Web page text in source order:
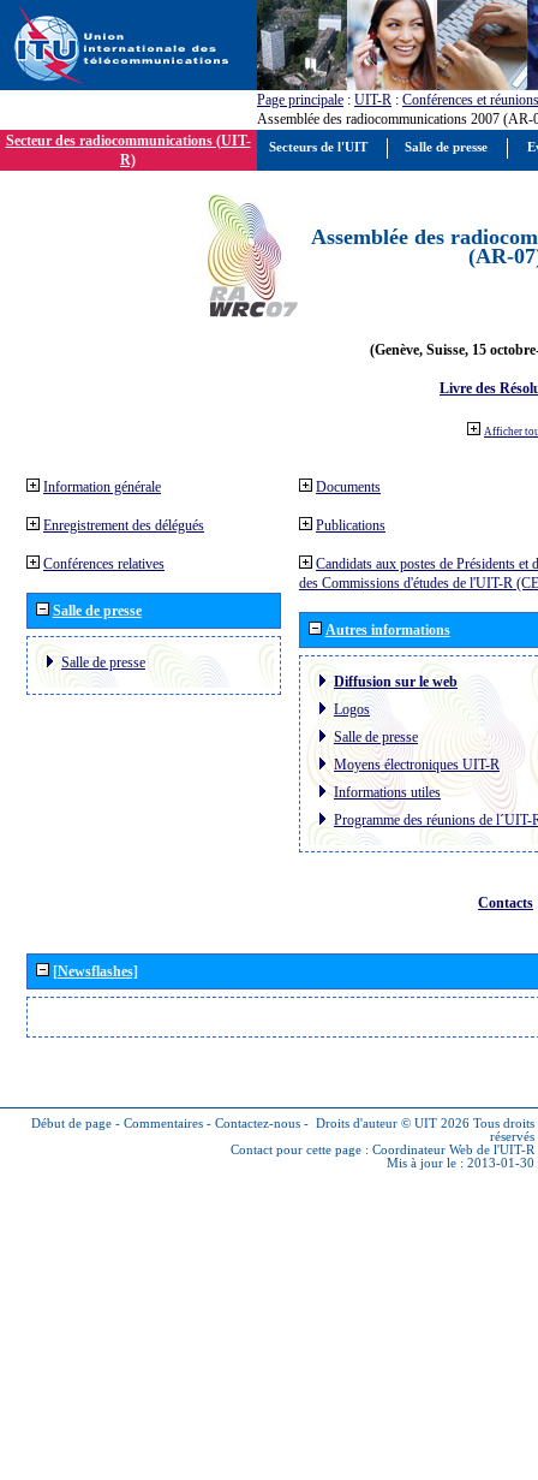
Page principale : UIT-R : Conférences et réunions
Assemblée des radiocommunications 2007 (AR-
Secteur des radiocommunications (UIT-
R)
Assemblée des
(AR-
(Genève, Suisse, 15
Livre des
Afficher
Information générale
Enregistrement des délégués
Conférences relatives
Salle de presse
Salle de presse
Documents
Publications
Candidats aux postes de Présidents et
des Commissions d'études de l'UIT-R
Autres informations
Diffusion sur le web
Logos
Salle de presse
Moyens électroniques UIT-R
Informations utiles
Programme des réunions de l´UIT-
Contacts
[Newsflashes]
Début de page - Commentaires - Contactez-nous - Droits d'auteur © UIT 2026 Tous droits
réservés
Contact pour cette page : Coordinateur Web de l'UIT-R
Mis à jour le : 2013-01-30
Secteurs de l'UIT Salle de presse